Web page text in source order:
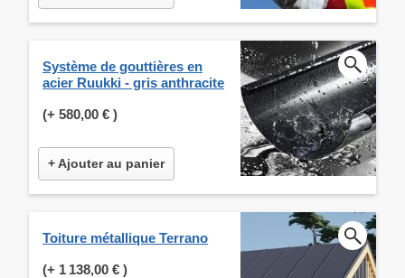
Système de gouttières en
acier Ruukki - gris anthracite
(+ 580,00 € )
+ Ajouter au panier
Toiture métallique Terrano
(+ 1 138,00 € )